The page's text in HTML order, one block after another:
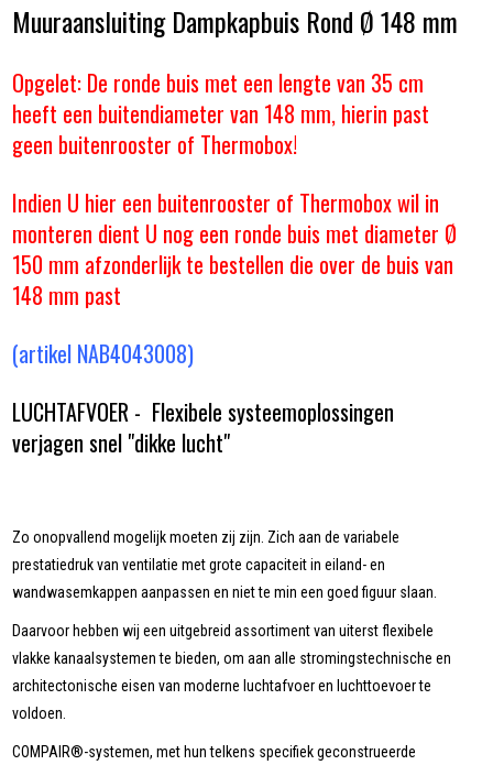
Muuraansluiting Dampkapbuis Rond Ø 148 mm
Opgelet: De ronde buis met een lengte van 35 cm
heeft een buitendiameter van 148 mm, hierin past
geen buitenrooster of Thermobox!
Indien U hier een buitenrooster of Thermobox wil in
monteren dient U nog een ronde buis met diameter Ø
150 mm afzonderlijk te bestellen die over de buis van
148 mm past
(artikel NAB4043008)
LUCHTAFVOER - Flexibele systeemoplossingen
verjagen snel "dikke lucht"
Zo onopvallend mogelijk moeten zij zijn. Zich aan de variabele
prestatiedruk van ventilatie met grote capaciteit in eiland- en
wandwasemkappen aanpassen en niet te min een goed figuur slaan.
Daarvoor hebben wij een uitgebreid assortiment van uiterst flexibele
vlakke kanaalsystemen te bieden, om aan alle stromingstechnische en
architectonische eisen van moderne luchtafvoer en luchttoevoer te
voldoen.
COMPAIR®-systemen, met hun telkens specifiek geconstrueerde